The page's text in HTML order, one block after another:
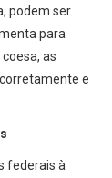
podem ser
para
as
e
federais à